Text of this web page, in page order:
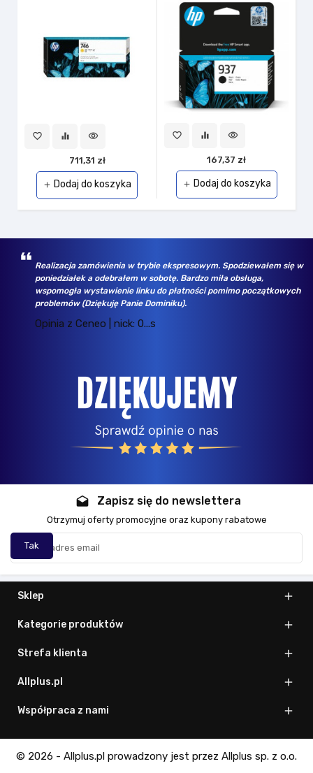
favorite_border equalizer visibility
711,31 zł
add Dodaj do koszyka
favorite_border equalizer visibility
167,37 zł
add Dodaj do koszyka
Realizacja zamówienia w trybie ekspresowym. Spodziewałem się w
poniedziałek a odebrałem w sobotę. Bardzo miła obsługa,
wspomogła wystawienie linku do płatności pomimo początkowych
problemów (Dziękuję Panie Dominiku).
Opinia z Ceneo | nick: 0...s
drafts Zapisz się do newslettera
Otrzymuj oferty promocyjne oraz kupony rabatowe
Sklep 
Kategorie produktów 
Strefa klienta 
Allplus.pl 
Współpraca z nami 
© 2026 - Allplus.pl prowadzony jest przez Allplus sp. z o.o.